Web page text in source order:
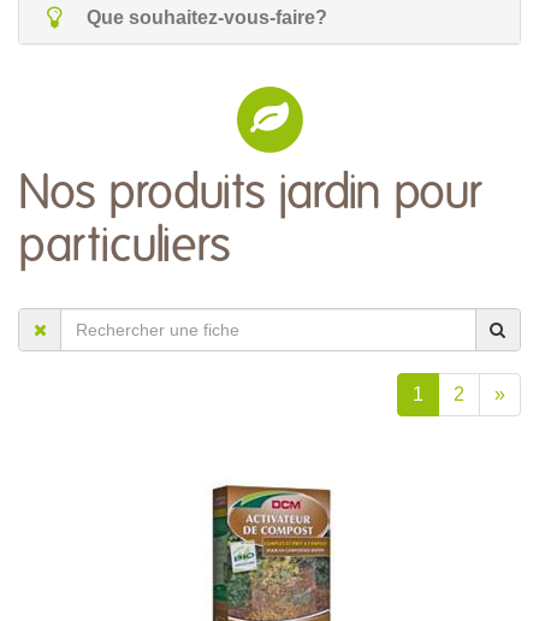
Que souhaitez-vous-faire?
Nos produits jardin pour
particuliers
1 2 »